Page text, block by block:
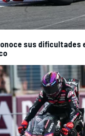
sus dificultades